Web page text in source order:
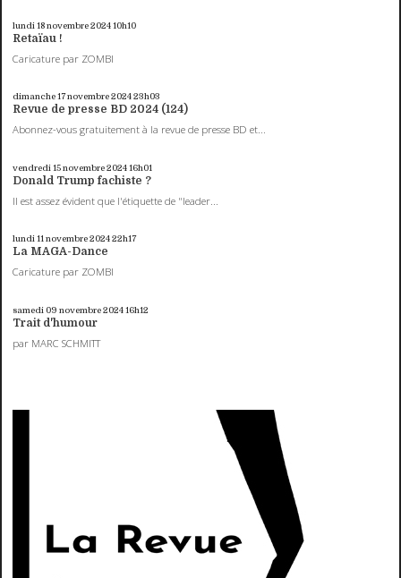
lundi 18novembre 202410h10
Retaïau !
Caricature par ZOMBI
dimanche 17novembre 202423h03
Revue de presse BD 2024 (124)
Abonnez-vous gratuitement à la revue de presse BD et...
vendredi 15novembre 202416h01
Donald Trump fachiste ?
Il est assez évident que l'étiquette de "leader...
lundi 11novembre 202422h17
La MAGA-Dance
Caricature par ZOMBI
samedi 09 novembre 202416h12
Trait d'humour
par MARC SCHMITT